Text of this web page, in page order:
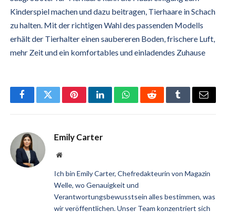
Kinderspiel machen und dazu beitragen, Tierhaare in Schach
zu halten. Mit der richtigen Wahl des passenden Modells
erhält der Tierhalter einen saubereren Boden, frischere Luft,
mehr Zeit und ein komfortables und einladendes Zuhause
FacebookTwitterPinterestLinkedInWhatsAppRedditTumblrEmail
Emily Carter
Website
Ich bin Emily Carter, Chefredakteurin von Magazin
Welle, wo Genauigkeit und
Verantwortungsbewusstsein alles bestimmen, was
wir veröffentlichen. Unser Team konzentriert sich